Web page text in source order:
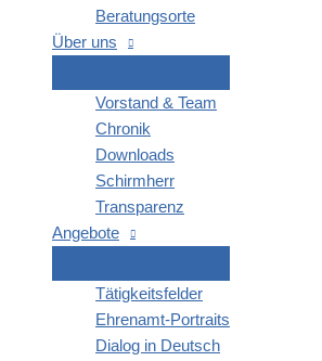
Bera­tungs­or­te
Über uns
Vor­stand & Team
Chro­nik
Down­loads
Schirm­herr
Trans­pa­renz
Ange­bo­te
Tätig­keits­fel­der
Ehren­amt-Por­­traits
Dia­log in Deutsch